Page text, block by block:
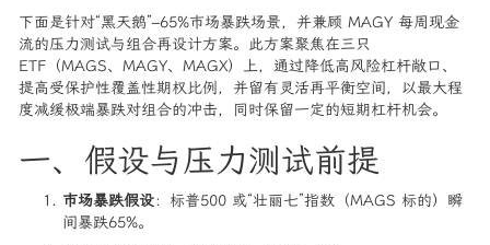
下面是针对“黑天鹅”–65%市场暴跌场景，并兼顾 MAGY 每周现金
流的压力测试与组合再设计方案。此方案聚焦在三只
ETF（MAGS、MAGY、MAGX）上，通过降低高风险杠杆敞口、
提高受保护性覆盖性期权比例，并留有灵活再平衡空间，以最大程
度减缓极端暴跌对组合的冲击，同时保留一定的短期杠杆机会。
一、假设与压力测试前提
市场暴跌假设：标普500 或“壮丽七”指数（MAGS 标的）瞬
间暴跌65%。